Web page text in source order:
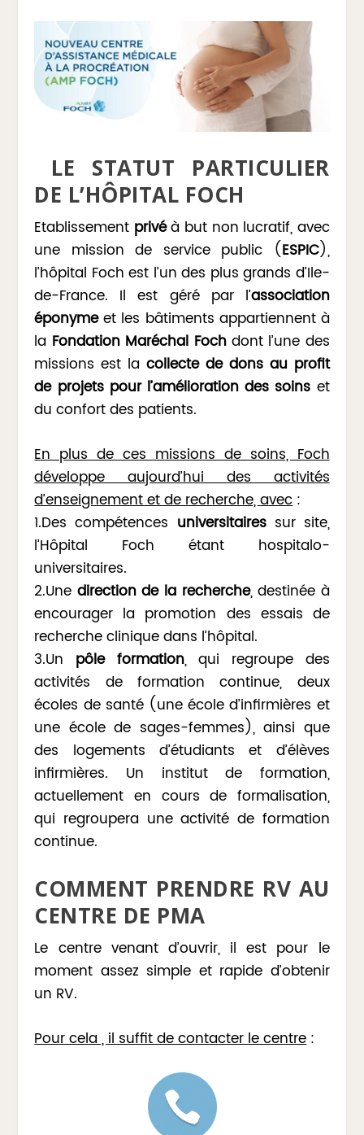
LE STATUT PARTICULIER
DE L’HÔPITAL FOCH
Etablissement privéà but non lucratif, avec
une mission de service public (ESPIC),
l’hôpital Foch est l’un des plus grands d’Ile-
de-France. Il est géré par l’association
éponymeet les bâtiments appartiennent à
la Fondation Maréchal Fochdont l’une des
missions est lacollecte de dons au profit
de projets pour l’amélioration des soins et
du confort des patients.
En plus de ces missions de soins, Foch
développe aujourd’hui des activités
d’enseignement et de recherche, avec:
1.Des compétences universitairessur site,
l’Hôpital Foch étant hospitalo-
universitaires.
2.Une direction de la recherche, destinée à
encourager la promotion des essais de
recherche clinique dans l’hôpital.
3.Un pôle formation, qui regroupe des
activités de formation continue, deux
écoles de santé (une école d’infirmières et
une école de sages-femmes), ainsi que
des logements d’étudiants et d’élèves
infirmières. Un institut de formation,
actuellement en cours de formalisation,
qui regroupera une activité de formation
continue.
COMMENT PRENDRE RV AU
CENTRE DE PMA
Le centre venant d’ouvrir, il est pour le
moment assez simple et rapide d’obtenir
un RV.
Pour cela , il suffit de contacter le centre: